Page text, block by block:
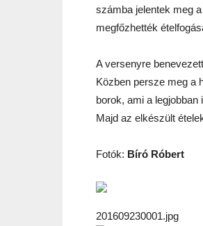
számba jelentek meg
megfőzhették
A versenyre
Közben persze meg a
borok, ami a
Majd az elkészült
Fotók: Bíró Róbert
201609230001.jpg